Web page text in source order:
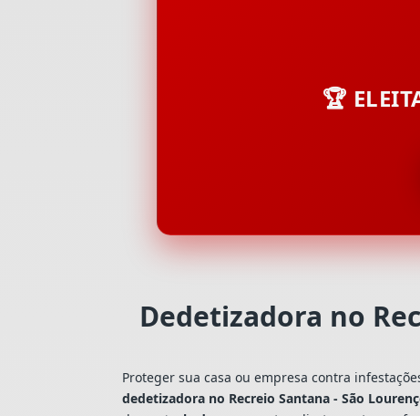
🏆
Dedetizadora no
Proteger sua casa ou empresa contra
dedetizadora no Recreio Santana - São